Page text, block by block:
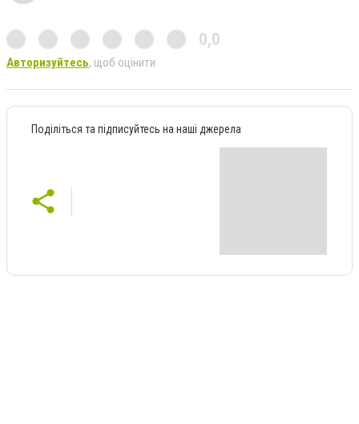
0,0
Авторизуйтесь, щоб оцінити
Поділіться та підписуйтесь на наші джерела